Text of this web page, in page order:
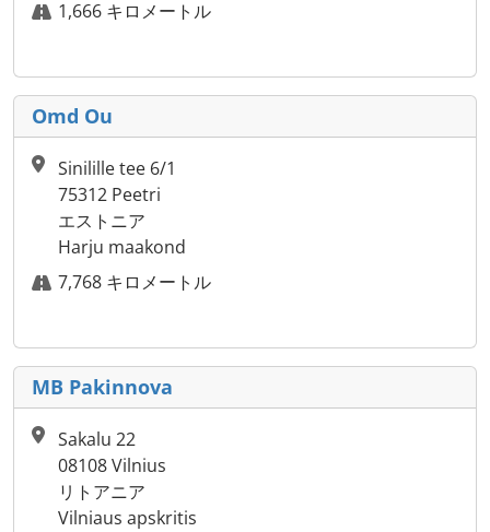
1,666 キロメートル
Omd Ou
Sinilille tee 6/1
75312 Peetri
エストニア
Harju maakond
7,768 キロメートル
MB Pakinnova
Sakalu 22
08108 Vilnius
リトアニア
Vilniaus apskritis